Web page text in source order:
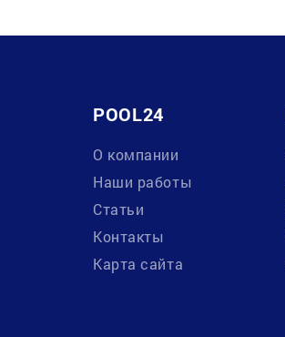
POOL24
О компании
Наши работы
Статьи
Контакты
Карта сайта